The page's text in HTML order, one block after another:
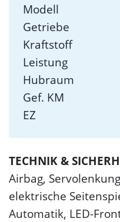
Modell
Getriebe
Kraftstoff
Leistung
Hubraum
Gef. KM
EZ
TECHNIK &
Airbag,
elektrische
Automatik, LED-